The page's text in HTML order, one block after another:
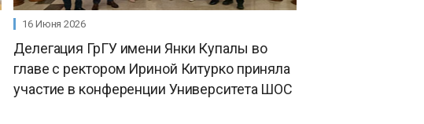
16 Июня 2026
Делегация ГрГУ имени Янки Купалы во
главе с ректором Ириной Китурко приняла
участие в конференции Университета ШОС